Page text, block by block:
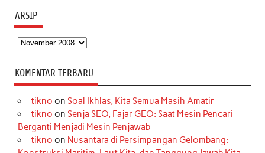
ARSIP
Arsip
KOMENTAR TERBARU
tikno on Soal Ikhlas, Kita Semua Masih Amatir
tikno on Senja SEO, Fajar GEO: Saat Mesin Pencari
Berganti Menjadi Mesin Penjawab
tikno on Nusantara di Persimpangan Gelombang: